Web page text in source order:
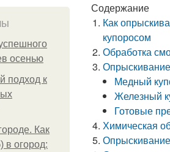
осенью
подход к
Как
в огород:
Содержание
Как
купоросом
Обработка
Медный
Железный
Готовые
Химическая